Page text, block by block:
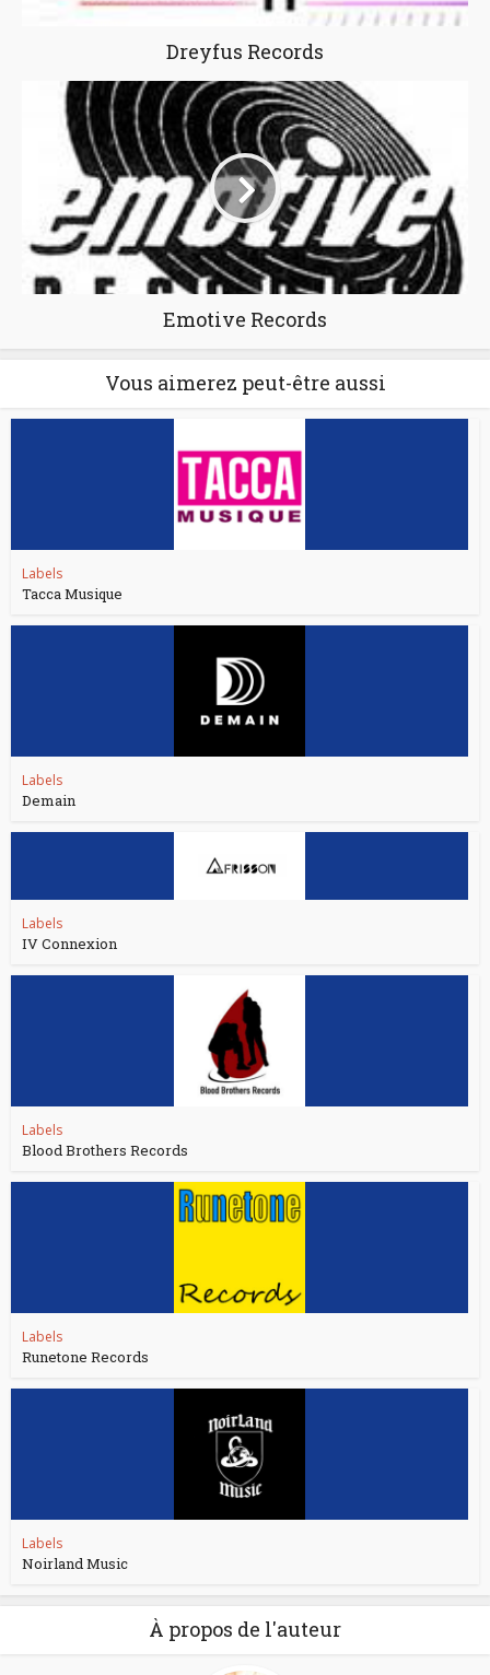
Dreyfus Records
Emotive Records
Vous aimerez peut-être aussi
Labels
Tacca Musique
Labels
Demain
Labels
IV Connexion
Labels
Blood Brothers Records
Labels
Runetone Records
Labels
Noirland Music
À propos de l'auteur